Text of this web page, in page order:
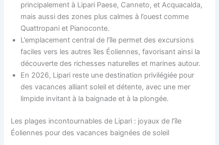
principalement à Lipari Paese, Canneto, et Acquacalda,
mais aussi des zones plus calmes à l’ouest comme
Quattropani et Pianoconte.
L’emplacement central de l’île permet des excursions
faciles vers les autres îles Éoliennes, favorisant ainsi la
découverte des richesses naturelles et marines autour.
En 2026, Lipari reste une destination privilégiée pour
des vacances alliant soleil et détente, avec une mer
limpide invitant à la baignade et à la plongée.
Les plages incontournables de Lipari : joyaux de l’île
Éoliennes pour des vacances baignées de soleil